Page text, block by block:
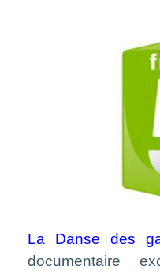
La Danse des
documentaire